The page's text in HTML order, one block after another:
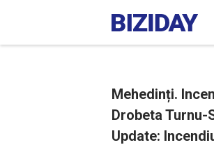
Mehedinți.
Drobeta
Update: